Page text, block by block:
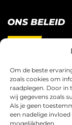
Om de beste
zoals cookies om
raadplegen. Door in
wij gegevens zoals
Als je geen
een nadelige
mogelijkheden.
ONS BELEID
Restitutie
Privacy
Cookies
Algemene